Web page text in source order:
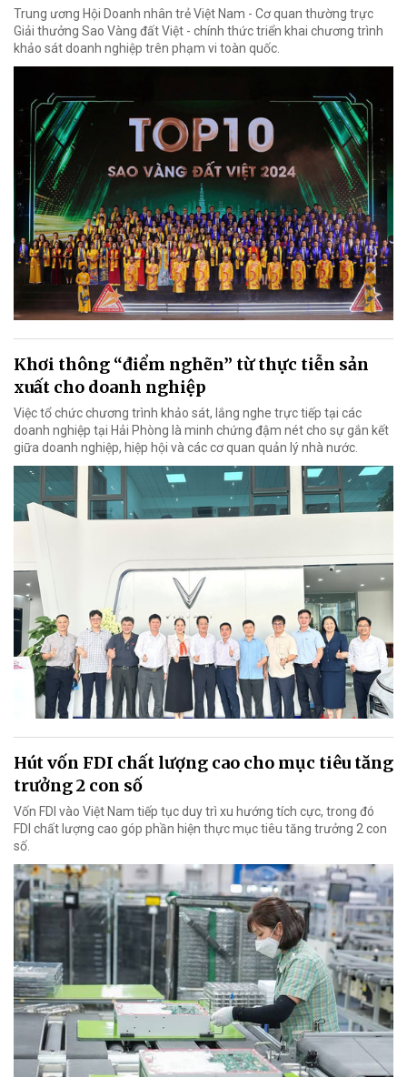
Trung ương Hội Doanh nhân trẻ Việt Nam - Cơ quan thường trực
Giải thưởng Sao Vàng đất Việt - chính thức triển khai chương trình
khảo sát doanh nghiệp trên phạm vi toàn quốc.
Khơi thông “điểm nghẽn” từ thực tiễn sản
xuất cho doanh nghiệp
Việc tổ chức chương trình khảo sát, lắng nghe trực tiếp tại các
doanh nghiệp tại Hải Phòng là minh chứng đậm nét cho sự gắn kết
giữa doanh nghiệp, hiệp hội và các cơ quan quản lý nhà nước.
Hút vốn FDI chất lượng cao cho mục tiêu tăng
trưởng 2 con số
Vốn FDI vào Việt Nam tiếp tục duy trì xu hướng tích cực, trong đó
FDI chất lượng cao góp phần hiện thực mục tiêu tăng trưởng 2 con
số.